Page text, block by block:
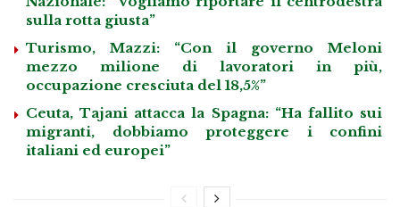
sulla rotta giusta”
Turismo, Mazzi: “Con il governo Meloni
mezzo milione di lavoratori in più,
occupazione cresciuta del 18,5%”
Ceuta, Tajani attacca la Spagna: “Ha fallito sui
migranti, dobbiamo proteggere i confini
italiani ed europei”